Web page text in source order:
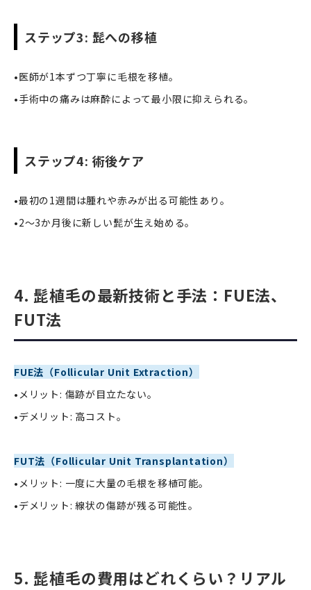
ステップ3: 髭への移植
•医師が1本ずつ丁寧に毛根を移植。
•手術中の痛みは麻酔によって最小限に抑えられる。
ステップ4: 術後ケア
•最初の1週間は腫れや赤みが出る可能性あり。
•2〜3か月後に新しい髭が生え始める。
4. 髭植毛の最新技術と手法：FUE法、
FUT法
FUE法（Follicular Unit Extraction）
•メリット: 傷跡が目立たない。
•デメリット: 高コスト。
FUT法（Follicular Unit Transplantation）
•メリット: 一度に大量の毛根を移植可能。
•デメリット: 線状の傷跡が残る可能性。
5. 髭植毛の費用はどれくらい？リアル